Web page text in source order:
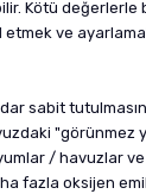
Kötü
ve
sabit
"görünmez
/ havuzlar
oksijen